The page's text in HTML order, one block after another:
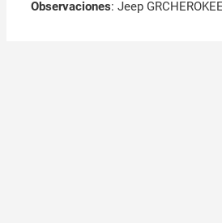
Observaciones: Jeep GRCHEROKEE